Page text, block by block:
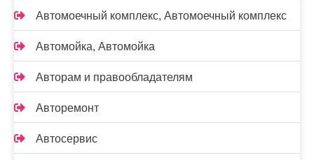
Автомоечный комплекс, Автомоечный комплекс
Автомойка, Автомойка
Авторам и правообладателям
Авторемонт
Автосервис